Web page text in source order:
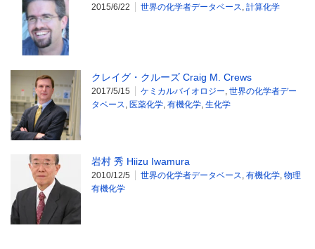
2015/6/22 世界の化学者データベース, 計算化学
クレイグ・クルーズ Craig M. Crews
2017/5/15 ケミカルバイオロジー, 世界の化学者デー
タベース, 医薬化学, 有機化学, 生化学
岩村 秀 Hiizu Iwamura
2010/12/5 世界の化学者データベース, 有機化学, 物理
有機化学